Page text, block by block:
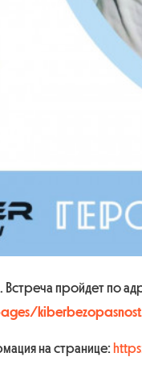
пройдет по
на странице: